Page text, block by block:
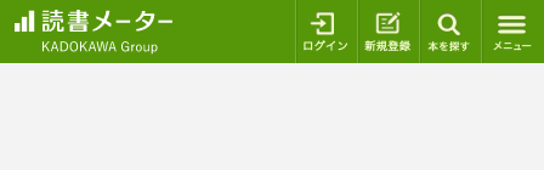
ログイン 新規登録